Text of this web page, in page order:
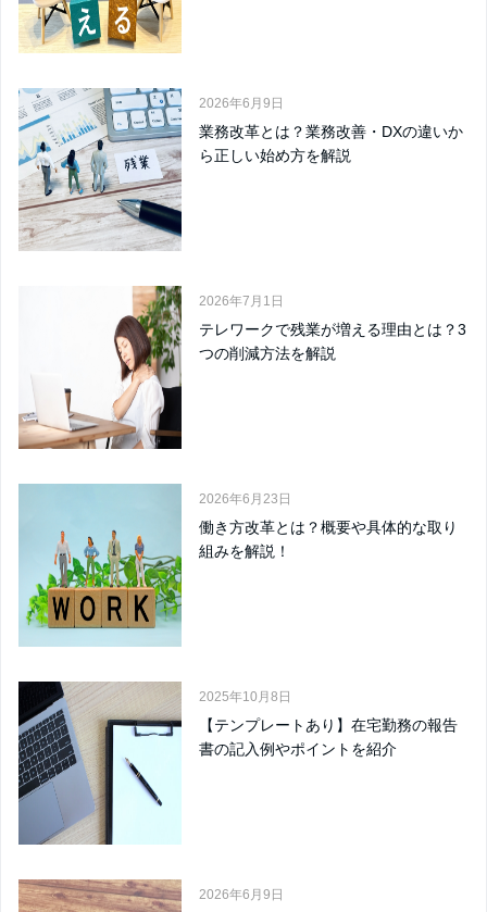
2026年6月9日
業務改革とは？業務改善・DXの違いか
ら正しい始め方を解説
2026年7月1日
テレワークで残業が増える理由とは？3
つの削減方法を解説
2026年6月23日
働き方改革とは？概要や具体的な取り
組みを解説！
2025年10月8日
【テンプレートあり】在宅勤務の報告
書の記入例やポイントを紹介
2026年6月9日